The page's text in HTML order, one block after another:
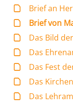
Brief an
Brief von
Das Bild
Das
Das Fest
Das
Das